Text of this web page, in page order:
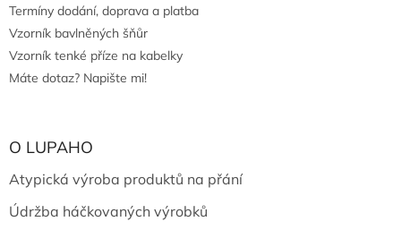
Termíny dodání, doprava a platba
Vzorník bavlněných šňůr
Vzorník tenké příze na kabelky
Máte dotaz? Napište mi!
O LUPAHO
Atypická výroba produktů na přání
Údržba háčkovaných výrobků